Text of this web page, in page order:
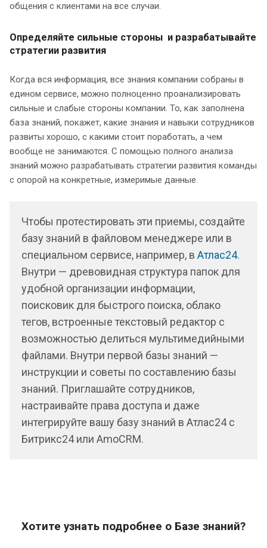
общения с клиентами на все случаи.
Определяйте сильные стороны и разрабатывайте
стратегии развития
Когда вся информация, все знания компании собраны в
едином сервисе, можно полноценно проанализировать
сильные и слабые стороны компании. То, как заполнена
база знаний, покажет, какие знания и навыки сотрудников
развиты хорошо, с какими стоит поработать, а чем
вообще не занимаются. С помощью полного анализа
знаний можно разрабатывать стратегии развития команды
с опорой на конкретные, измеримые данные.
Чтобы протестировать эти приемы, создайте
базу знаний в файловом менеджере или в
специальном сервисе, например, в Атлас24.
Внутри — древовидная структура папок для
удобной организации информации,
поисковик для быстрого поиска, облако
тегов, встроенные текстовый редактор с
возможностью делиться мультимедийными
файлами. Внутри первой базы знаний —
инструкции и советы по составлению базы
знаний. Приглашайте сотрудников,
настраивайте права доступа и даже
интегрируйте вашу базу знаний в Атлас24 с
Битрикс24 или AmoCRM.
Хотите узнать подробнее о Базе знаний?